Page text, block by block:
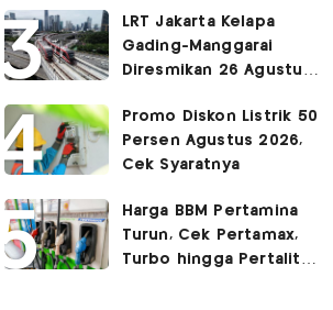
LRT Jakarta Kelapa
Gading-Manggarai
Diresmikan 26 Agustus
Promo Diskon Listrik 50
Persen Agustus 2026,
Cek Syaratnya
Harga BBM Pertamina
Turun, Cek Pertamax,
Turbo hingga Pertalite